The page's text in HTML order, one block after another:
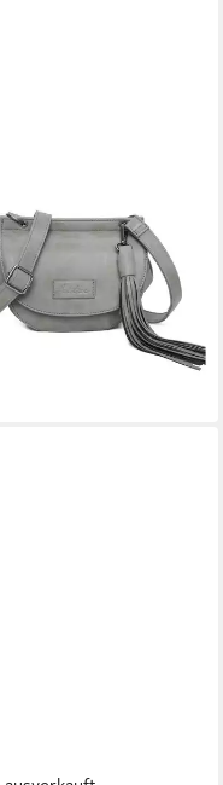
AUS PREUSSEN
Vintage
€ UVP 49,99 €
- in 2-3 Werktagen bei dir